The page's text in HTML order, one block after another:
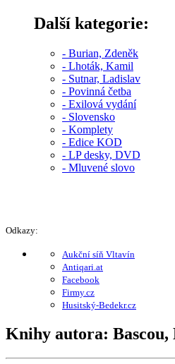
Další kategorie:
- Burian, Zdeněk
- Lhoták, Kamil
- Sutnar, Ladislav
- Povinná četba
- Exilová vydání
- Slovensko
- Komplety
- Edice KOD
- LP desky, DVD
- Mluvené slovo
Odkazy:
Aukční síň Vltavín
Antiqari.at
Facebook
Firmy.cz
Husitský-Bedekr.cz
Knihy autora: Bascou,